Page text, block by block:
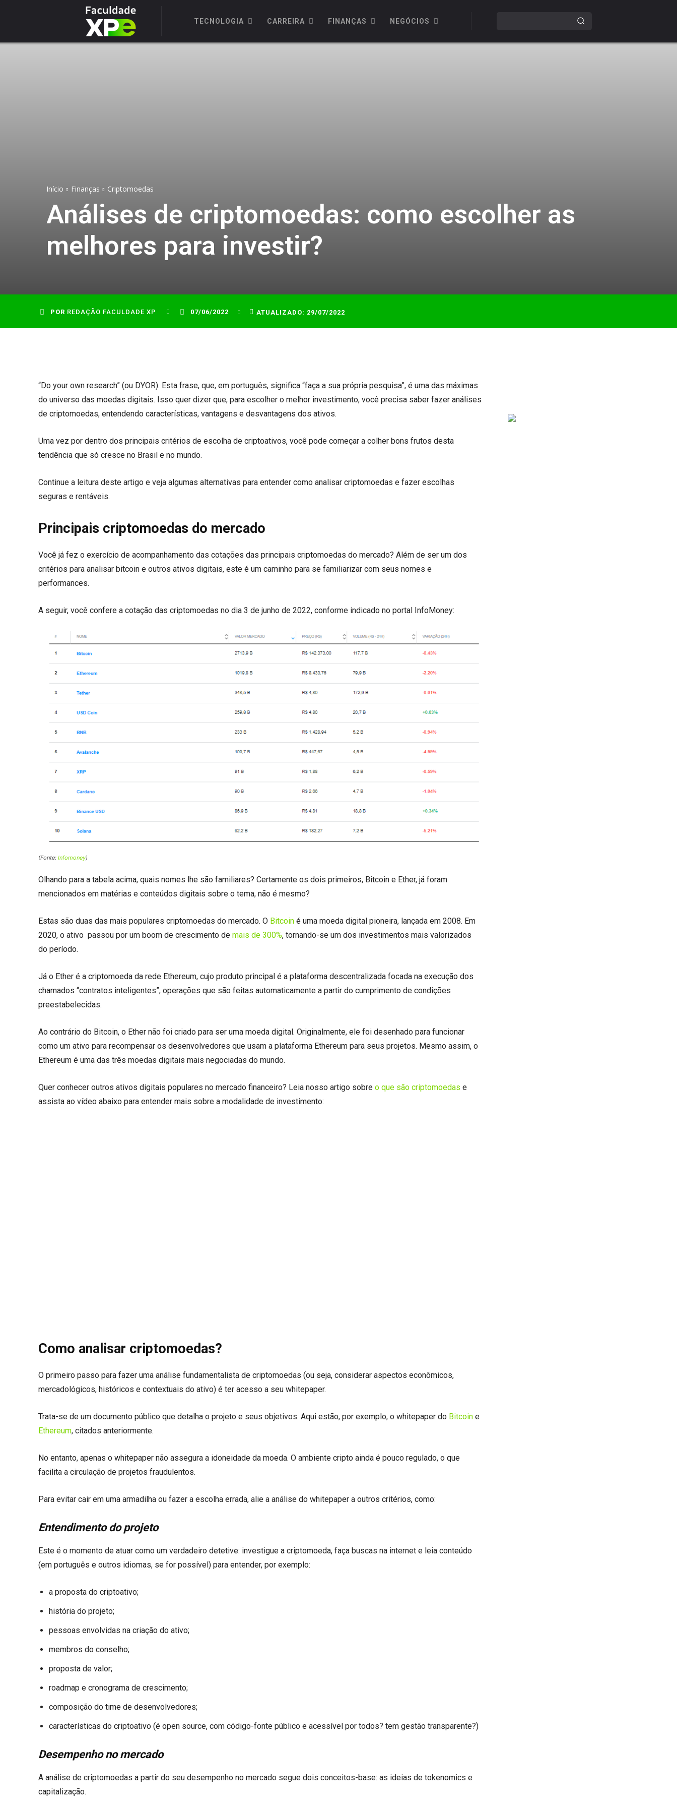
TECNOLOGIA CARREIRA FINANÇAS NEGÓCIOS
Início Finanças Criptomoedas
Análises de criptomoedas: como escolher as
melhores para investir?
POR REDAÇÃO FACULDADE XP 07/06/2022 ATUALIZADO: 29/07/2022
“Do your own research” (ou DYOR). Esta frase, que, em português, significa “faça a sua própria pesquisa”, é uma das máximas
do universo das moedas digitais. Isso quer dizer que, para escolher o melhor investimento, você precisa saber fazer análises
de criptomoedas, entendendo características, vantagens e desvantagens dos ativos.
Uma vez por dentro dos principais critérios de escolha de criptoativos, você pode começar a colher bons frutos desta
tendência que só cresce no Brasil e no mundo.
Continue a leitura deste artigo e veja algumas alternativas para entender como analisar criptomoedas e fazer escolhas
seguras e rentáveis.
Principais criptomoedas do mercado
Você já fez o exercício de acompanhamento das cotações das principais criptomoedas do mercado? Além de ser um dos
critérios para analisar bitcoin e outros ativos digitais, este é um caminho para se familiarizar com seus nomes e
performances.
A seguir, você confere a cotação das criptomoedas no dia 3 de junho de 2022, conforme indicado no portal InfoMoney:
(Fonte: Infomoney)
Olhando para a tabela acima, quais nomes lhe são familiares? Certamente os dois primeiros, Bitcoin e Ether, já foram
mencionados em matérias e conteúdos digitais sobre o tema, não é mesmo?
Estas são duas das mais populares criptomoedas do mercado. O Bitcoin é uma moeda digital pioneira, lançada em 2008. Em
2020, o ativo passou por um boom de crescimento de mais de 300%, tornando-se um dos investimentos mais valorizados
do período.
Já o Ether é a criptomoeda da rede Ethereum, cujo produto principal é a plataforma descentralizada focada na execução dos
chamados “contratos inteligentes”, operações que são feitas automaticamente a partir do cumprimento de condições
preestabelecidas.
Ao contrário do Bitcoin, o Ether não foi criado para ser uma moeda digital. Originalmente, ele foi desenhado para funcionar
como um ativo para recompensar os desenvolvedores que usam a plataforma Ethereum para seus projetos. Mesmo assim, o
Ethereum é uma das três moedas digitais mais negociadas do mundo.
Quer conhecer outros ativos digitais populares no mercado financeiro? Leia nosso artigo sobre o que são criptomoedas e
assista ao vídeo abaixo para entender mais sobre a modalidade de investimento:
Como analisar criptomoedas?
O primeiro passo para fazer uma análise fundamentalista de criptomoedas (ou seja, considerar aspectos econômicos,
mercadológicos, históricos e contextuais do ativo) é ter acesso a seu whitepaper.
Trata-se de um documento público que detalha o projeto e seus objetivos. Aqui estão, por exemplo, o whitepaper do Bitcoin e
Ethereum, citados anteriormente.
No entanto, apenas o whitepaper não assegura a idoneidade da moeda. O ambiente cripto ainda é pouco regulado, o que
facilita a circulação de projetos fraudulentos.
Para evitar cair em uma armadilha ou fazer a escolha errada, alie a análise do whitepaper a outros critérios, como:
Entendimento do projeto
Este é o momento de atuar como um verdadeiro detetive: investigue a criptomoeda, faça buscas na internet e leia conteúdo
(em português e outros idiomas, se for possível) para entender, por exemplo:
a proposta do criptoativo;
história do projeto;
pessoas envolvidas na criação do ativo;
membros do conselho;
proposta de valor;
roadmap e cronograma de crescimento;
composição do time de desenvolvedores;
características do criptoativo (é open source, com código-fonte público e acessível por todos? tem gestão transparente?)
Desempenho no mercado
A análise de criptomoedas a partir do seu desempenho no mercado segue dois conceitos-base: as ideias de tokenomics e
capitalização.